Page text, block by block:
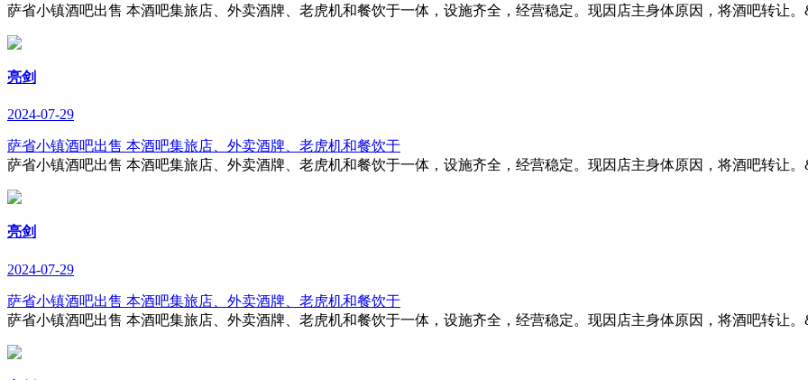
萨省小镇酒吧出售 本酒吧集旅店、外卖酒牌、老虎机和餐饮于一体，设施齐全，经营稳定。现因店主身体原因，将酒吧转让。
亮剑
2024-07-29
萨省小镇酒吧出售 本酒吧集旅店、外卖酒牌、老虎机和餐饮于
萨省小镇酒吧出售 本酒吧集旅店、外卖酒牌、老虎机和餐饮于一体，设施齐全，经营稳定。现因店主身体原因，将酒吧转让。
亮剑
2024-07-29
萨省小镇酒吧出售 本酒吧集旅店、外卖酒牌、老虎机和餐饮于
萨省小镇酒吧出售 本酒吧集旅店、外卖酒牌、老虎机和餐饮于一体，设施齐全，经营稳定。现因店主身体原因，将酒吧转让。